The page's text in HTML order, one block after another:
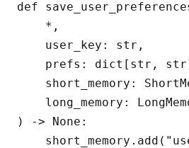
def
    *,
    user_key: str,
prefs: dict[str,
short_memory:
long_memory:
) -> None: